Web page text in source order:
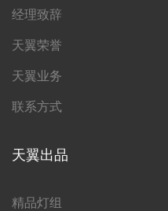
经理致辞
天翼荣誉
天翼业务
联系方式
天翼出品
精品灯组